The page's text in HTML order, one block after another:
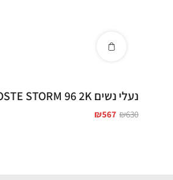
נעלי נשים LACOSTE STORM 96 2K
₪630
₪567